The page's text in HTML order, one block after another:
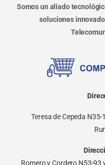
Somos un aliado
soluciones
Teresa de Cepeda
Romero y Cordero N53-93